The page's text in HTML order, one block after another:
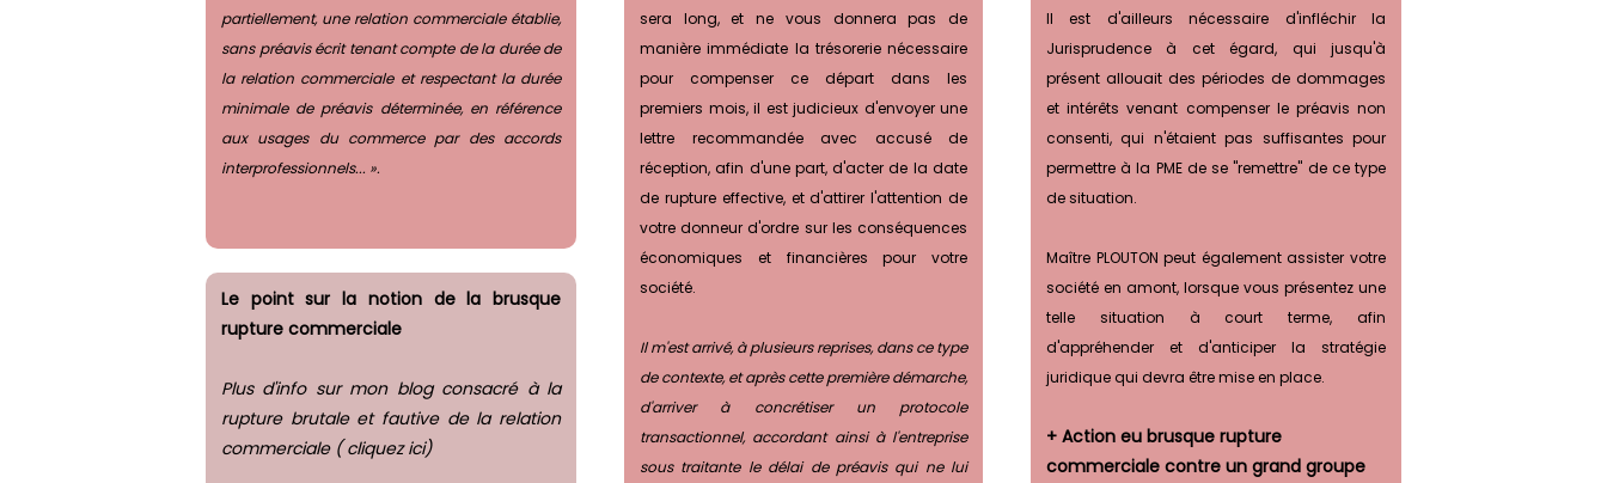
partiellement, une relation commerciale établie,
sans préavis écrit tenant compte de la durée de
la relation commerciale et respectant la durée
minimale de préavis déterminée, en référence
aux usages du commerce par des accords
interprofessionnels... ».
sera long, et ne vous donnera pas de
manière immédiate la trésorerie nécessaire
pour compenser ce départ dans les
premiers mois, il est judicieux d'envoyer une
lettre recommandée avec accusé de
réception, afin d'une part, d'acter de la date
de rupture effective, et d'attirer l'attention de
votre donneur d'ordre sur les conséquences
économiques et financières pour votre
société.
Il m'est arrivé, à plusieurs reprises, dans ce type
de contexte, et après cette première démarche,
d'arriver à concrétiser un protocole
transactionnel, accordant ainsi à l'entreprise
sous traitante le délai de préavis qui ne lui
Il est d'ailleurs nécessaire d'infléchir la
Jurisprudence à cet égard, qui jusqu'à
présent allouait des périodes de dommages
et intérêts venant compenser le préavis non
consenti, qui n'étaient pas suffisantes pour
permettre à la PME de se "remettre" de ce type
de situation.
Maître PLOUTON peut également assister votre
société en amont, lorsque vous présentez une
telle situation à court terme, afin
d'appréhender et d'anticiper la stratégie
juridique qui devra être mise en place.
+ Action eu brusque rupture
commerciale contre un grand groupe
Le point sur la notion de la brusque
rupture commerciale
Plus d'info sur mon blog consacré à la
rupture brutale et fautive de la relation
commerciale ( cliquez ici)